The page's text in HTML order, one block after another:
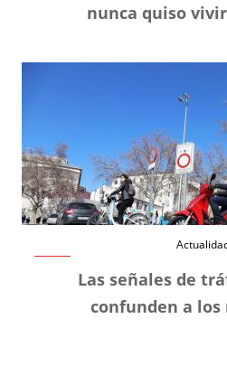
nunca quiso
Las señales de
confunden a